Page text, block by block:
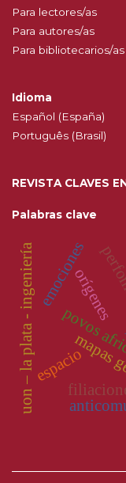
Para lectores/as
Para autores/as
Para bibliotecarios/as
Idioma
Español (España)
Português (Brasil)
REVISTA CLAVES
Palabras clave
orígenes
povos
emociones
espacio
uon – la plata - ingeniería